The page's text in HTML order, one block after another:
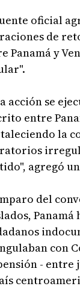
oficial
de
Panamá y
acción se
entre
la
agregó
del
con
- entre